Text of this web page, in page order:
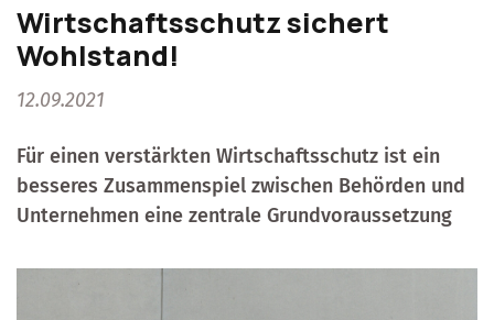
Wirtschaftsschutz sichert
Wohlstand!
12.09.2021
Für einen verstärkten Wirtschaftsschutz ist ein
besseres Zusammenspiel zwischen Behörden und
Unternehmen eine zentrale Grundvoraussetzung